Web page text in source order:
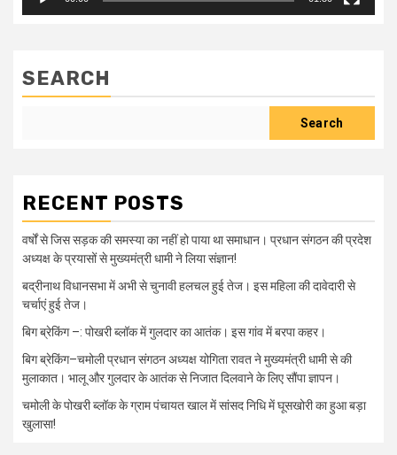
SEARCH
Search
RECENT POSTS
वर्षों से जिस सड़क की समस्या का नहीं हो पाया था समाधान। प्रधान संगठन की प्रदेश
अध्यक्ष के प्रयासों से मुख्यमंत्री धामी ने लिया संज्ञान!
बद्रीनाथ विधानसभा में अभी से चुनावी हलचल हुई तेज। इस महिला की दावेदारी से
चर्चाएं हुई तेज।
बिग ब्रेकिंग –: पोखरी ब्लॉक में गुलदार का आतंक। इस गांव में बरपा कहर।
बिग ब्रेकिंग–चमोली प्रधान संगठन अध्यक्ष योगिता रावत ने मुख्यमंत्री धामी से की
मुलाकात। भालू और गुलदार के आतंक से निजात दिलवाने के लिए सौंपा ज्ञापन।
चमोली के पोखरी ब्लॉक के ग्राम पंचायत खाल में सांसद निधि में घूसखोरी का हुआ बड़ा
खुलासा!